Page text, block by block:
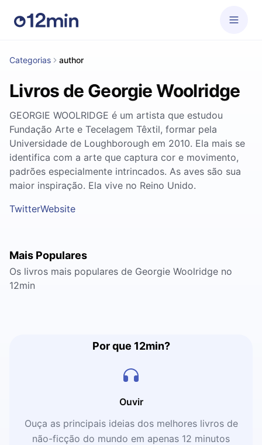
Categorias author
Livros de Georgie Woolridge
GEORGIE WOOLRIDGE é um artista que estudou
Fundação Arte e Tecelagem Têxtil, formar pela
Universidade de Loughborough em 2010. Ela mais se
identifica com a arte que captura cor e movimento,
padrões especialmente intrincados. As aves são sua
maior inspiração. Ela vive no Reino Unido.
TwitterWebsite
Mais Populares
Os livros mais populares de Georgie Woolridge no
12min
Por que 12min?
Ouvir
Ouça as principais ideias dos melhores livros de
não-ficção do mundo em apenas 12 minutos